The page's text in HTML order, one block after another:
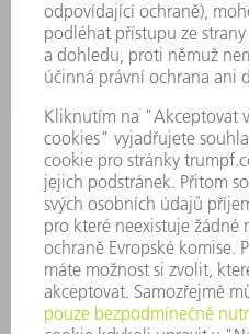
SPOLEČNOST
KARIÉRA
PRACOVNÍ NABÍDKY
PROFIL PODNIKU
VÝROČNÍ ZPRÁVA
ZÁSADY SPOLEČNOSTI
SHODA
SYSTÉM UPOZORŇOVAČŮ
SECURITY
TISKOVÉ ZPRÁVY
MAGAZÍN
UDRŽITELNOST
ŽIVOTNÍ PROSTŘEDÍ & KLIMA
SOCIÁLNÍ TÉMA & SPOLEČNOST